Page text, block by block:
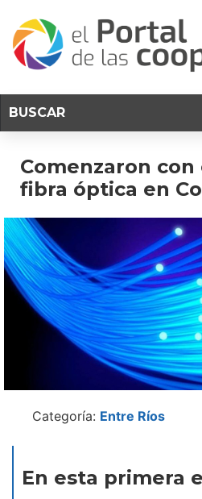
Comenzaron
fibra óptica en
Categoría: Entre Ríos
En esta primera